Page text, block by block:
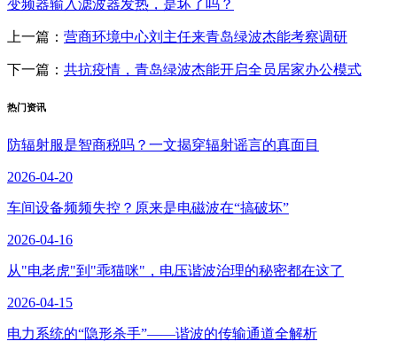
变频器输入滤波器发热，是坏了吗？
上一篇： 营商环境中心刘主任来青岛绿波杰能考察调研
下一篇： 共抗疫情，青岛绿波杰能开启全员居家办公模式
热门资讯
防辐射服是智商税吗？一文揭穿辐射谣言的真面目
2026-04-20
车间设备频频失控？原来是电磁波在“搞破坏”
2026-04-16
从"电老虎"到"乖猫咪"，电压谐波治理的秘密都在这了
2026-04-15
电力系统的“隐形杀手”——谐波的传输通道全解析